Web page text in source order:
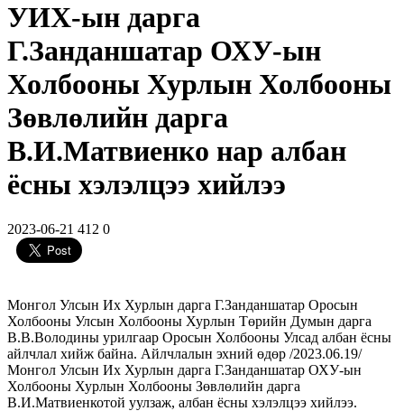
УИХ-ын дарга
Г.Занданшатар ОХУ-ын
Холбооны Хурлын Холбооны
Зөвлөлийн дарга
В.И.Матвиенко нар албан
ёсны хэлэлцээ хийлээ
2023-06-21 412 0
Монгол Улсын Их Хурлын дарга Г.Занданшатар Оросын
Холбооны Улсын Холбооны Хурлын Төрийн Думын дарга
В.В.Володины урилгаар Оросын Холбооны Улсад албан ёсны
айлчлал хийж байна. Айлчлалын эхний өдөр /2023.06.19/
Монгол Улсын Их Хурлын дарга Г.Занданшатар ОХУ-ын
Холбооны Хурлын Холбооны Зөвлөлийн дарга
В.И.Матвиенкотой уулзаж, албан ёсны хэлэлцээ хийлээ.